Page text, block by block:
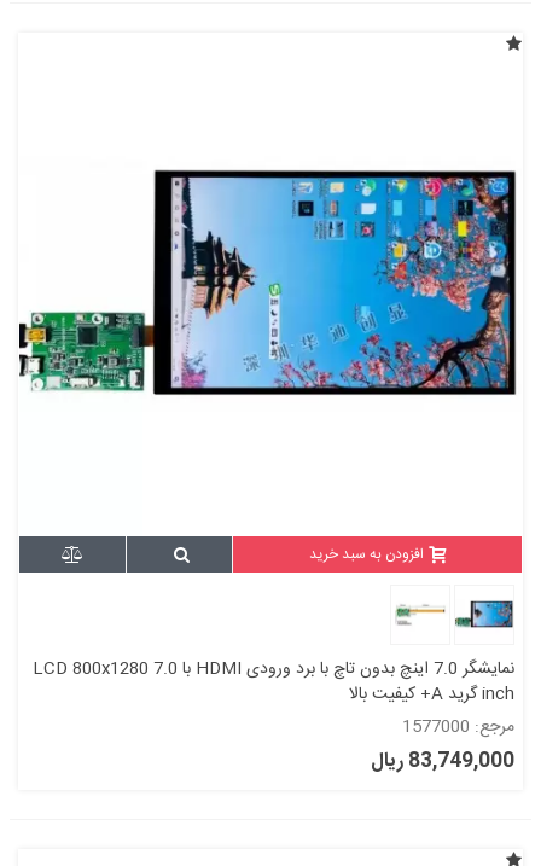
افزودن به سبد خرید
نمایشگر 7.0 اینچ بدون تاچ با برد ورودی HDMI با LCD 800x1280 7.0
inch گرید A+ کیفیت بالا
مرجع: 1577000
83,749,000 ریال